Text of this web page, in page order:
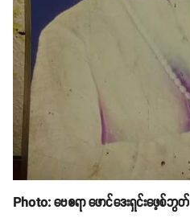
Photo: ဗေဧရာ ဖောင်ဒေးရှင်းဖေ့စ်ဘွတ်